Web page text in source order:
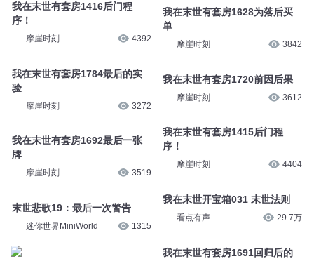
我在末世有套房1416后门程
序！
摩崖时刻 4392
我在末世有套房1784最后的实
验
摩崖时刻 3272
我在末世有套房1692最后一张
牌
摩崖时刻 3519
末世悲歌19：最后一次警告
迷你世界MiniWorld 1315
我在末世有套房1628为落后买
单
摩崖时刻 3842
我在末世有套房1720前因后果
摩崖时刻 3612
我在末世有套房1415后门程
序！
摩崖时刻 4404
我在末世开宝箱031 末世法则
看点有声 29.7万
我在末世有套房1691回归后的